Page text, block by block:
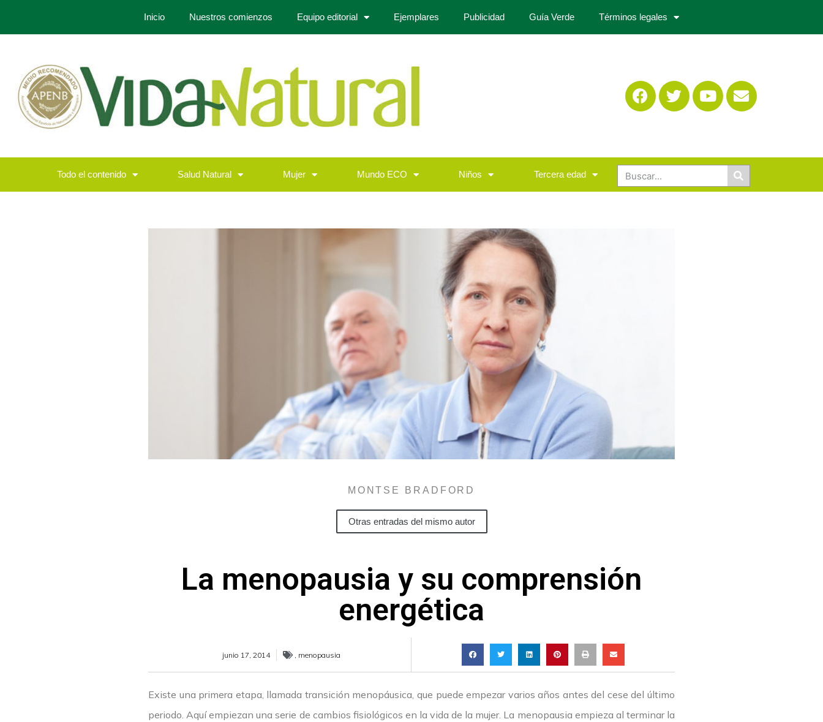
Inicio Nuestros comienzos Equipo editorial Ejemplares Publicidad Guía Verde Términos legales
Todo el contenido Salud Natural Mujer Mundo ECO Niños Tercera edad
MONTSE BRADFORD
Otras entradas del mismo autor
La menopausia y su comprensión
energética
junio 17, 2014 menopausia
Existe una primera etapa, llamada transición menopáusica, que puede empezar varios años antes del cese del último
periodo. Aquí empiezan una serie de cambios fisiológicos en la vida de la mujer. La menopausia empieza al terminar la